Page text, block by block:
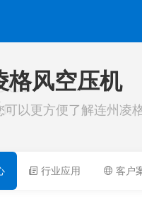
格风空压机
可以更方便了解连州凌
行业应用 客户